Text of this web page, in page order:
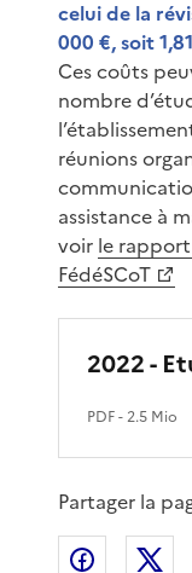
celui de la
000 €, soit
Ces coûts
nombre
réunions
assistance à
voir le rapport
FédéSCoT
2022 -
PDF- 2.5 Mio
Partager la